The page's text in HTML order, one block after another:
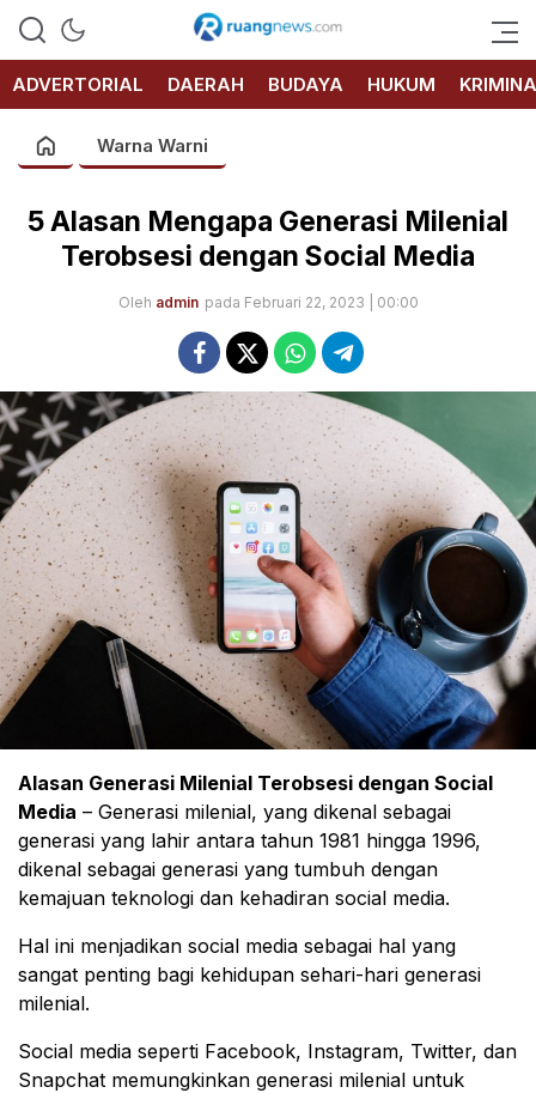
RUANG
NEWS
ADVERTORIAL
DAERAH BUDAYA HUKUM
Warna Warni
5 Alasan Mengapa Generasi Milenial
Terobsesi dengan Social Media
Oleh admin pada Februari 22, 2023 | 00:00
Alasan Generasi Milenial Terobsesi dengan Social
Media – Generasi milenial, yang dikenal sebagai
generasi yang lahir antara tahun 1981 hingga 1996,
dikenal sebagai generasi yang tumbuh dengan
kemajuan teknologi dan kehadiran social media.
Hal ini menjadikan social media sebagai hal yang
sangat penting bagi kehidupan sehari-hari generasi
milenial.
Social media seperti Facebook, Instagram, Twitter, dan
Snapchat memungkinkan generasi milenial untuk